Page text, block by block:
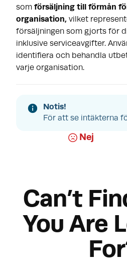
som försäljning till förmån
organisation, vilket
försäljningen som gjorts för
inklusive serviceavgifter.
identifiera och behandla
varje organisation.
Notis!
För att se intäkterna
Var artikeln
Nej
Can’t
You Are